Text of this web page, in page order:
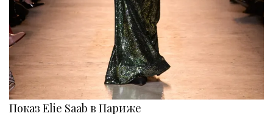
Показ Elie Saab в Париже